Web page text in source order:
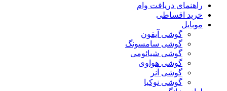
راهنمای دریافت وام
خرید اقساطی
موبایل
گوشی آیفون
گوشی سامسونگ
گوشی شیائومی
گوشی هواوی
گوشی آنر
گوشی نوکیا